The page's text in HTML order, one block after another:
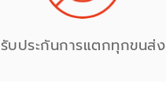
รับประกันการแตกทุกขนส่ง